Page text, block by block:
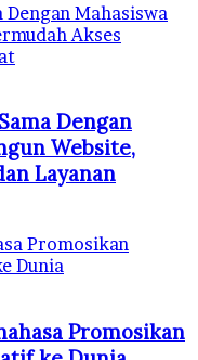
Dengan Mahasiswa
Akses
Dengan
Website,
Layanan
Promosikan
Dunia
Promosikan